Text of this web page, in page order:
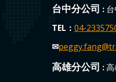
台中分公司 :
TEL： 04-
✉peggy.fang
高雄分公司 :